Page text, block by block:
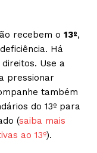
recebem o 13º,
Há
Use a
pressionar
também
do 13º para
(saiba mais
ao 13º).